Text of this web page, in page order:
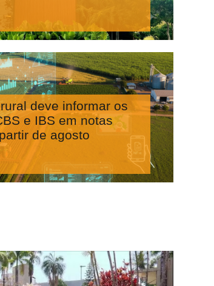
deve informar os
e IBS em notas
de agosto